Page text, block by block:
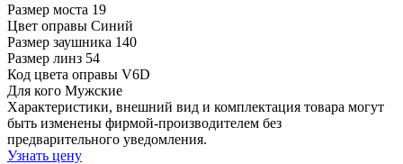
Размер моста 19
Цвет оправы Синий
Размер заушника 140
Размер линз 54
Код цвета оправы V6D
Для кого Мужские
Характеристики, внешний вид и комплектация товара могут
быть изменены фирмой-производителем без
предварительного уведомления.
Узнать цену